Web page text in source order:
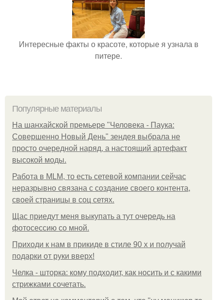
Интересные факты о красоте, которые я узнала в
питере.
Популярные материалы
На шанхайской премьере "Человека - Паука:
Совершенно Новый День" зендея выбрала не
просто очередной наряд, а настоящий артефакт
высокой моды.
Работа в MLM, то есть сетевой компании сейчас
неразрывно связана с создание своего контента,
своей страницы в соц сетях.
Щас приедут меня выкупать а тут очередь на
фотосессию со мной.
Приходи к нам в прикиде в стиле 90 х и получай
подарки от руки вверх!
Челка - шторка: кому подходит, как носить и с какими
стрижками сочетать.